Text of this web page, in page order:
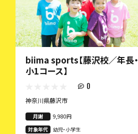
biima sports【藤沢校／年長・
小1コース】
0
神奈川県藤沢市
月謝
9,980円
対象年代
幼児・小学生